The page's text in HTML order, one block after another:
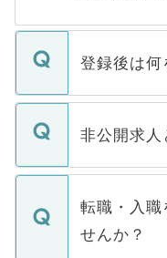
登録後は
ご登録いた
登録内容を
ます。通常
いただきま
い。
非公開求人
マイナビ
うち約3割は
けない「非
下記の理由
転職・入職
せんか？